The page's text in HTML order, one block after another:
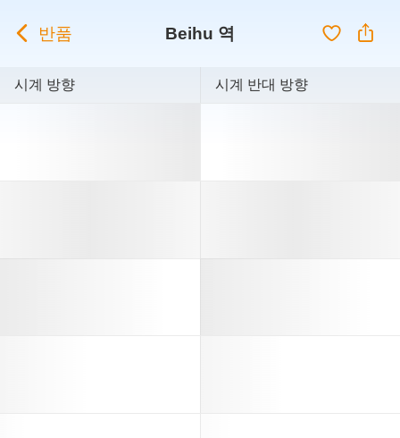
반품 Beihu 역
시계 방향 시계 반대 방향